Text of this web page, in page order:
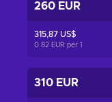
260 EUR
315,87 US$
0.82 EUR per 1
310 EUR